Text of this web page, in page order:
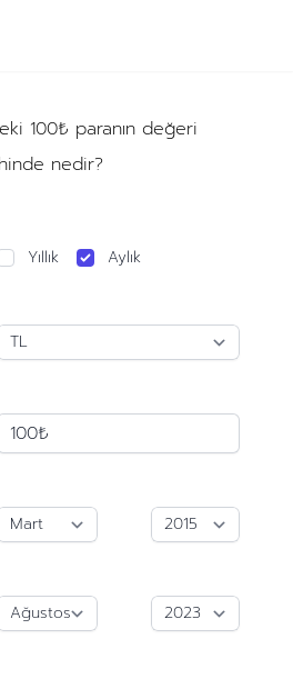
100₺ paranın değeri
nedir?
Yıllık Aylık